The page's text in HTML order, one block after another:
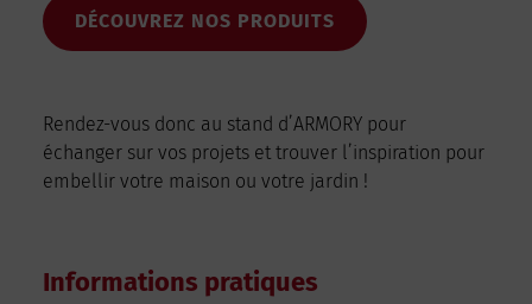
DÉCOUVREZ NOS PRODUITS
Rendez-vous donc au stand d’ARMORY pour
échanger sur vos projets et trouver l’inspiration pour
embellir votre maison ou votre jardin !
Informations pratiques